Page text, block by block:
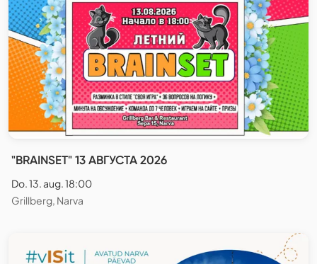
"BRAINSET" 13 АВГУСТА 2026
Do. 13. aug. 18:00
Grillberg, Narva